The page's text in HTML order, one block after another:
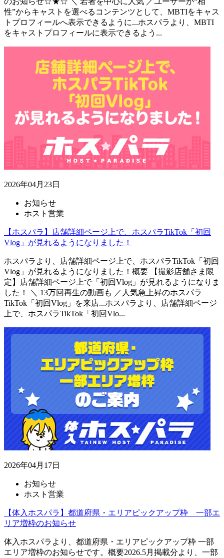
性”からキャストを選べるコンテンツとして、MBTIをキャス
トプロフィールへ表示できるように...ホスパラより、MBTI
をキャストプロフィールに表示できるよう...
2026年04月23日
お知らせ
ホスト営業
【ホスパラ】店舗詳細ページ上で、ホスパラTikTok「初回
Vlog」が見れるようになりました！
ホスパラより、店舗詳細ページ上で、ホスパラTikTok「初回
Vlog」が見れるようになりました！概要 【撮影店舗さま限
定】店舗詳細ページ上で「初回Vlog」が見れるようになりま
した！ ＼ 13万回再生の動画も ／人気急上昇のホスパラ
TikTok「初回Vlog」を来店...ホスパラより、店舗詳細ページ
上で、ホスパラTikTok「初回Vlo...
2026年04月17日
お知らせ
ホスト営業
【体入ホスパラ】都道府県・エリアピックアップ枠 一部エ
リア増枠のお知らせ
体入ホスパラより、都道府県・エリアピックアップ枠 一部
エリア増枠のお知らせです。概要2026.5月掲載分より、一部